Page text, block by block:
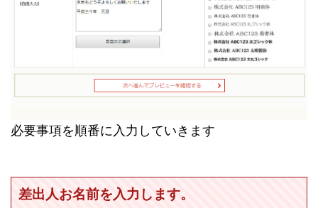
必要事項を順番に入力していきます
差出人お名前を入力します。